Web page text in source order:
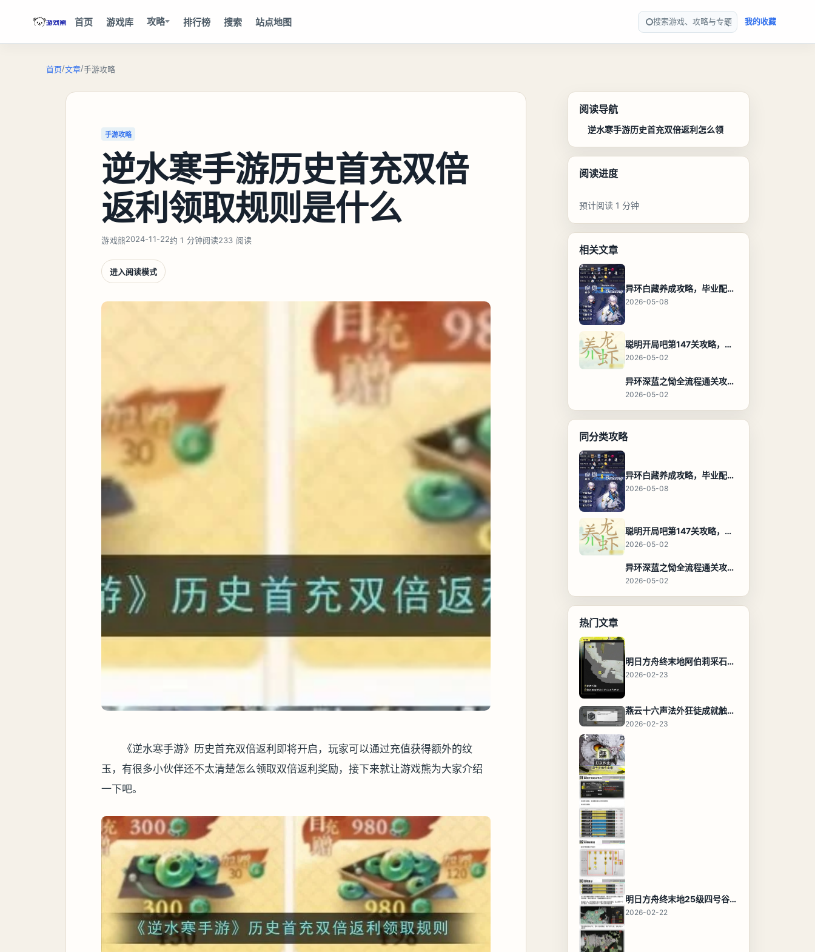
首页 游戏库 攻略 排行榜 搜索 站点地图 搜索游戏、攻略与专题 我的收藏
首页/文章/手游攻略
手游攻略
逆水寒手游历史首充双倍
返利领取规则是什么
游戏熊2024-11-22约 1 分钟阅读233 阅读
进入阅读模式
《逆水寒手游》历史首充双倍返利即将开启，玩家可以通过充值获得额外的纹
玉，有很多小伙伴还不太清楚怎么领取双倍返利奖励，接下来就让游戏熊为大家介绍
一下吧。
阅读导航
逆水寒手游历史首充双倍返利怎么领
阅读进度
预计阅读 1 分钟
相关文章
异环白藏养成攻略，毕业配装、技能加点与阵容搭配保姆级解析
2026-05-08
聪明开局吧第147关攻略，养龙虾找出27个常用字通关答案
2026-05-02
异环深蓝之恸全流程通关攻略，教程与隐藏奖励
2026-05-02
同分类攻略
异环白藏养成攻略，毕业配装、技能加点与阵容搭配保姆级解析
2026-05-08
聪明开局吧第147关攻略，养龙虾找出27个常用字通关答案
2026-05-02
异环深蓝之恸全流程通关攻略，教程与隐藏奖励
2026-05-02
热门文章
明日方舟终末地阿伯莉采石场宝箱全收集攻略，全点位分布图与路线
2026-02-23
燕云十六声法外狂徒成就触发条件与通关攻略
2026-02-23
明日方舟终末地25级四号谷地基地蓝图，高效布局规划
2026-02-22